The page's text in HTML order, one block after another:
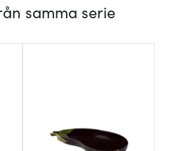
samma serie